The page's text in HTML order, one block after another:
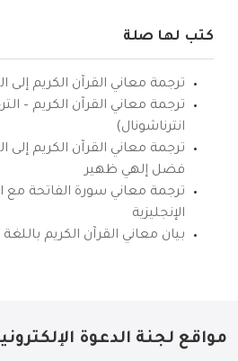
كتب لها صلة
ترجمة معاني القرآن الكريم إلى
ترجمة معاني القرآن الكريم –
انترناشونال)
ترجمة معاني القرآن الكريم إلى
فضل إلهي ظهير
ترجمة معاني سورة الفاتحة مع
الإنجليزية
بيان معاني القرآن الكريم باللغة
مواقع لجنة الدعوة